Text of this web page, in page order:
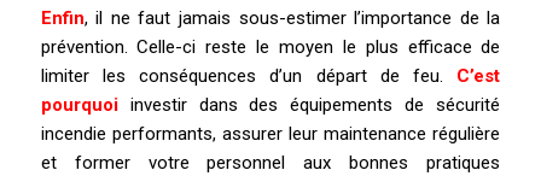
Enfin, il ne faut jamais sous-estimer l’importance de la
prévention. Celle-ci reste le moyen le plus efficace de
limiter les conséquences d’un départ de feu. C’est
pourquoiinvestir dans des équipements de sécurité
incendie performants, assurer leur maintenance régulière
et former votre personnel aux bonnes pratiques